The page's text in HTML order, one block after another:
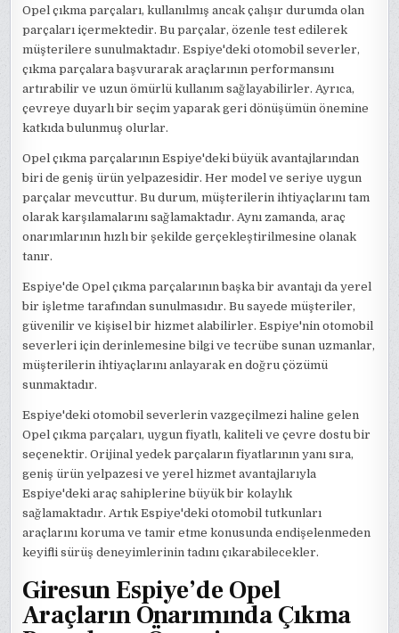
Opel çıkma parçaları, kullanılmış ancak çalışır durumda olan
parçaları içermektedir. Bu parçalar, özenle test edilerek
müşterilere sunulmaktadır. Espiye'deki otomobil severler,
çıkma parçalara başvurarak araçlarının performansını
artırabilir ve uzun ömürlü kullanım sağlayabilirler. Ayrıca,
çevreye duyarlı bir seçim yaparak geri dönüşümün önemine
katkıda bulunmuş olurlar.
Opel çıkma parçalarının Espiye'deki büyük avantajlarından
biri de geniş ürün yelpazesidir. Her model ve seriye uygun
parçalar mevcuttur. Bu durum, müşterilerin ihtiyaçlarını tam
olarak karşılamalarını sağlamaktadır. Aynı zamanda, araç
onarımlarının hızlı bir şekilde gerçekleştirilmesine olanak
tanır.
Espiye'de Opel çıkma parçalarının başka bir avantajı da yerel
bir işletme tarafından sunulmasıdır. Bu sayede müşteriler,
güvenilir ve kişisel bir hizmet alabilirler. Espiye'nin otomobil
severleri için derinlemesine bilgi ve tecrübe sunan uzmanlar,
müşterilerin ihtiyaçlarını anlayarak en doğru çözümü
sunmaktadır.
Espiye'deki otomobil severlerin vazgeçilmezi haline gelen
Opel çıkma parçaları, uygun fiyatlı, kaliteli ve çevre dostu bir
seçenektir. Orijinal yedek parçaların fiyatlarının yanı sıra,
geniş ürün yelpazesi ve yerel hizmet avantajlarıyla
Espiye'deki araç sahiplerine büyük bir kolaylık
sağlamaktadır. Artık Espiye'deki otomobil tutkunları
araçlarını koruma ve tamir etme konusunda endişelenmeden
keyifli sürüş deneyimlerinin tadını çıkarabilecekler.
Giresun Espiye’de Opel
Araçların Onarımında Çıkma